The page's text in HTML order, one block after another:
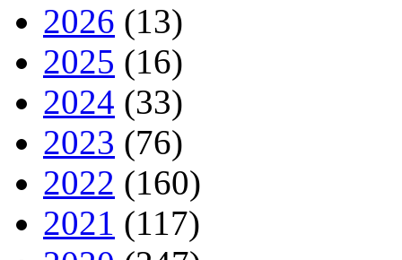
2026 (13)
2025 (16)
2024 (33)
2023 (76)
2022 (160)
2021 (117)